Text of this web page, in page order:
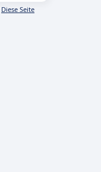
Diese Seite